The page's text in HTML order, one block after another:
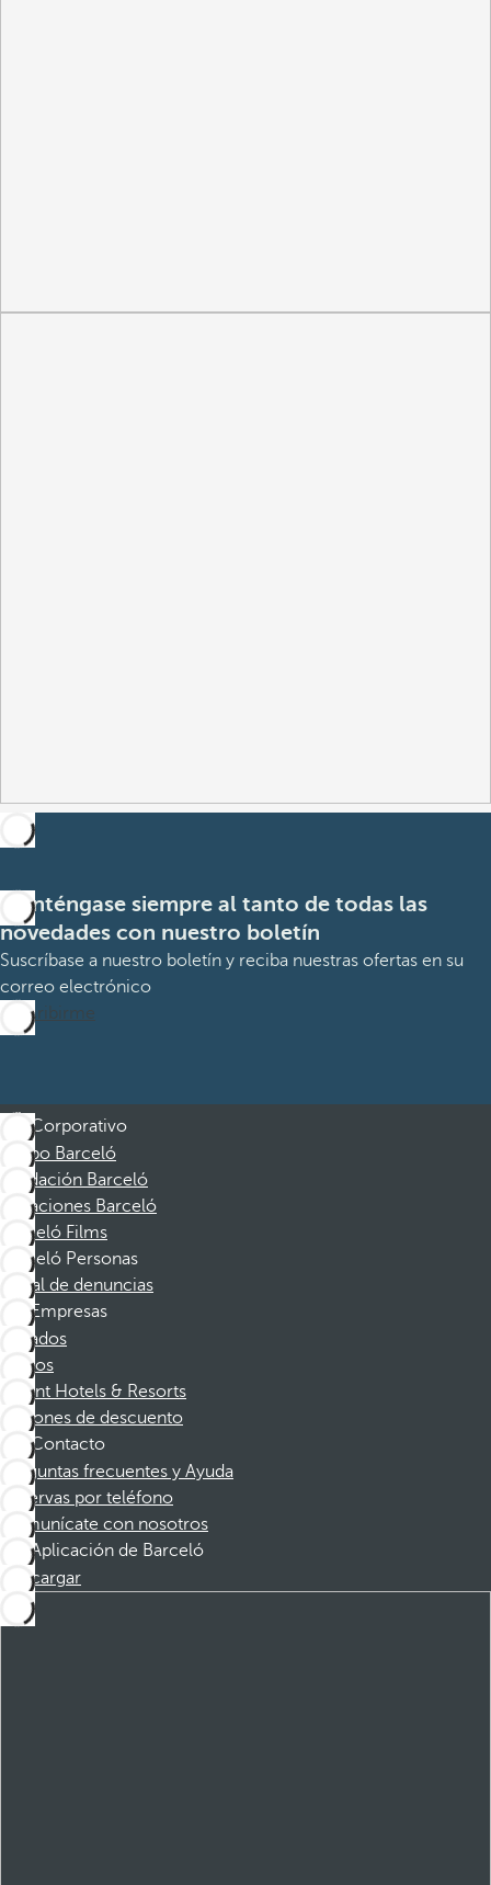
Manténgase siempre al tanto de todas las
novedades con nuestro boletín
Suscríbase a nuestro boletín y reciba nuestras ofertas en su
correo electrónico
Suscribirme
Corporativo
Grupo Barceló
Fundación Barceló
Vacaciones Barceló
Barceló Films
Barceló Personas
Canal de denuncias
Empresas
Afiliados
Socios
Dorint Hotels & Resorts
Cupones de descuento
Contacto
Preguntas frecuentes y Ayuda
Reservas por teléfono
Comunícate con nosotros
Aplicación de Barceló
Descargar